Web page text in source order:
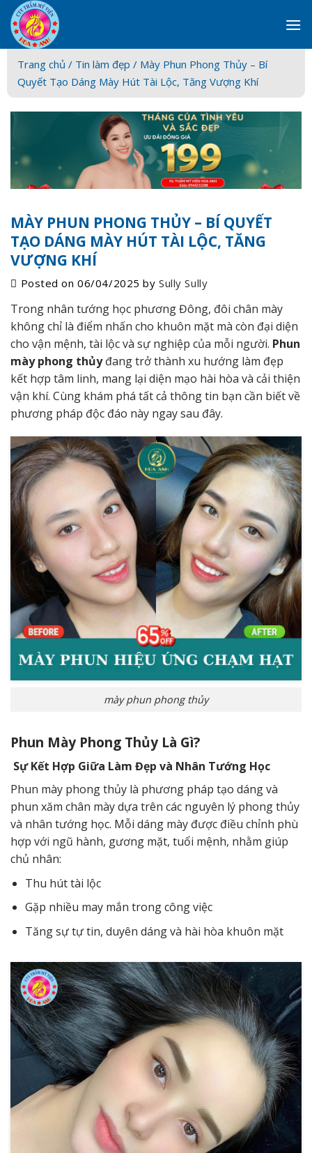
Skip
to
content
Trang chủ / Tin làm đẹp / Mày Phun Phong Thủy – Bí
Quyết Tạo Dáng Mày Hút Tài Lộc, Tăng Vượng Khí
MÀY PHUN PHONG THỦY – BÍ QUYẾT
TẠO DÁNG MÀY HÚT TÀI LỘC, TĂNG
VƯỢNG KHÍ
Posted on06/04/2025 bySully Sully
Trong nhân tướng học phương Đông, đôi chân mày
không chỉ là điểm nhấn cho khuôn mặt mà còn đại diện
cho vận mệnh, tài lộc và sự nghiệp của mỗi người. Phun
mày phong thủyđang trở thành xu hướng làm đẹp
kết hợp tâm linh, mang lại diện mạo hài hòa và cải thiện
vận khí. Cùng khám phá tất cả thông tin bạn cần biết về
phương pháp độc đáo này ngay sau đây.
mày phun phong thủy
Phun Mày Phong Thủy Là Gì?
Sự Kết Hợp Giữa Làm Đẹp và Nhân Tướng Học
Phun mày phong thủy là phương pháp tạo dáng và
phun xăm chân mày dựa trên các nguyên lý phong thủy
và nhân tướng học. Mỗi dáng mày được điều chỉnh phù
hợp với ngũ hành, gương mặt, tuổi mệnh, nhằm giúp
chủ nhân:
Thu hút tài lộc
Gặp nhiều may mắn trong công việc
Tăng sự tự tin, duyên dáng và hài hòa khuôn mặt